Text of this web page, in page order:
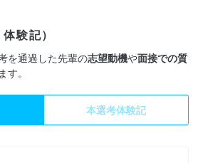
験記）
を通過した先輩の志望動機や面接での質
す。
本選考体験記